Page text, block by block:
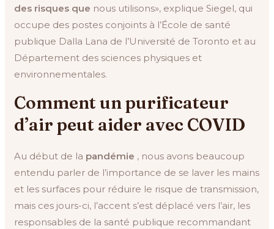
des risques que nous utilisons», explique Siegel, qui
occupe des postes conjoints à l’École de santé
publique Dalla Lana de l’Université de Toronto et au
Département des sciences physiques et
environnementales.
Comment un purificateur
d’air peut aider avec COVID
Au début de la pandémie , nous avons beaucoup
entendu parler de l’importance de se laver les mains
et les surfaces pour réduire le risque de transmission,
mais ces jours-ci, l’accent s’est déplacé vers l’air, les
responsables de la santé publique recommandant